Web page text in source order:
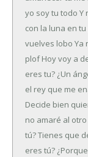
yo soy tu todo Y
con la luna en
vuelves lobo Ya
plofHoy voy a
eres tu? ¿Un
el rey que me
Decide bien
no amaré al otro
tú?Tienes que
eres tú?